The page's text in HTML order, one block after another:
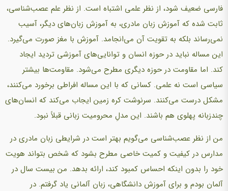
فارسی ضعیف شود، از نظر علمی اشتباه است. از نظر علم عصب‌شناسی،
ثابت شده که آموزش زبان مادری، به آموزش زبان‌های دیگر، آسیب
نمی‌رساند بلکه به تقویت آن می‌انجامد. آموزش با مغز صورت می‌گیرد.
این مساله نباید در حوزه انسان و توانایی‌های آموزشی تردید ایجاد
کند. اما مقاومت در حوزه دیگری مطرح می‌شود. مقاومت‌ها بیشتر
سیاسی است نه علمی. کسانی که با این مساله افراطی برخورد می‌کنند،
مشکل درست می‌کنند. سرنوشت کره زمین ایجاب می‌کند که انسان‌های
چندزبانه پهلوی هم باشند. این مدلِ محرومیت زبانی قبلاً نبود.
من از نظر عصب‌شناسی می‌گویم بهتر است در شرایطی زبان مادری در
مدارس در کیفیت و کمیت خاصی مطرح بشود که شخص بتواند هویت
خود را بدون اینکه احساس کمبود کند، ارائه بدهد. من بیست سال در
آلمان بودم و برای آموزش دانشگاهی، زبان آلمانی یاد گرفتم. در